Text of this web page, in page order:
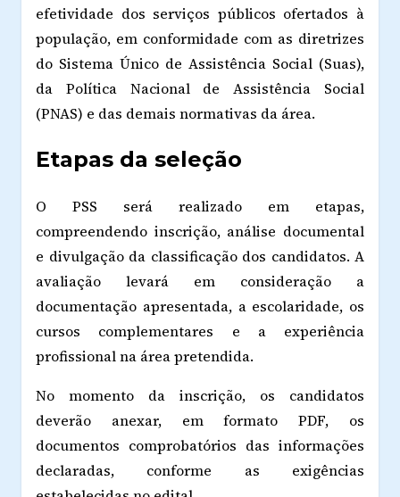
efetividade dos serviços públicos ofertados à
população, em conformidade com as diretrizes
do Sistema Único de Assistência Social (Suas),
da Política Nacional de Assistência Social
(PNAS) e das demais normativas da área.
Etapas da seleção
O PSS será realizado em etapas,
compreendendo inscrição, análise documental
e divulgação da classificação dos candidatos. A
avaliação levará em consideração a
documentação apresentada, a escolaridade, os
cursos complementares e a experiência
profissional na área pretendida.
No momento da inscrição, os candidatos
deverão anexar, em formato PDF, os
documentos comprobatórios das informações
declaradas, conforme as exigências